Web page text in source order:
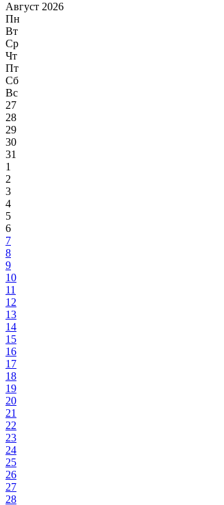
Август 2026
Пн
Вт
Ср
Чт
Пт
Сб
Вс
27
28
29
30
31
1
2
3
4
5
6
7
8
9
10
11
12
13
14
15
16
17
18
19
20
21
22
23
24
25
26
27
28